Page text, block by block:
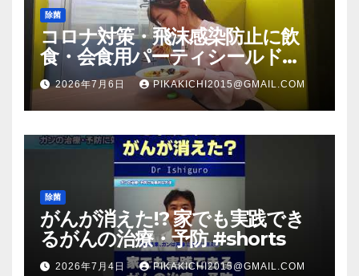
除菌
コロナ対策・飛沫感染防止に飲
食・会食用パーティシールド
（マスク会食代替品）ＦＢＣ福井
放送のＴＶ番組での紹介映像
2026年7月6日 PIKAKICHI2015@GMAIL.COM
除菌
がんが消えた!? 家でも実践でき
るがんの治療・予防 #shorts
2026年7月4日 PIKAKICHI2015@GMAIL.COM